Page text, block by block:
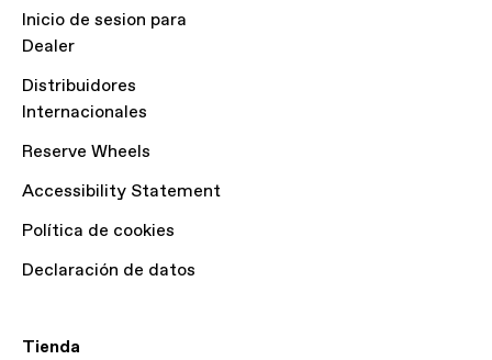
Inicio de sesion para
Dealer
Distribuidores
Internacionales
Reserve Wheels
Accessibility Statement
Política de cookies
Declaración de datos
Tienda